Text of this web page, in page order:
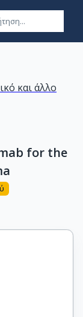
και άλλο
for the